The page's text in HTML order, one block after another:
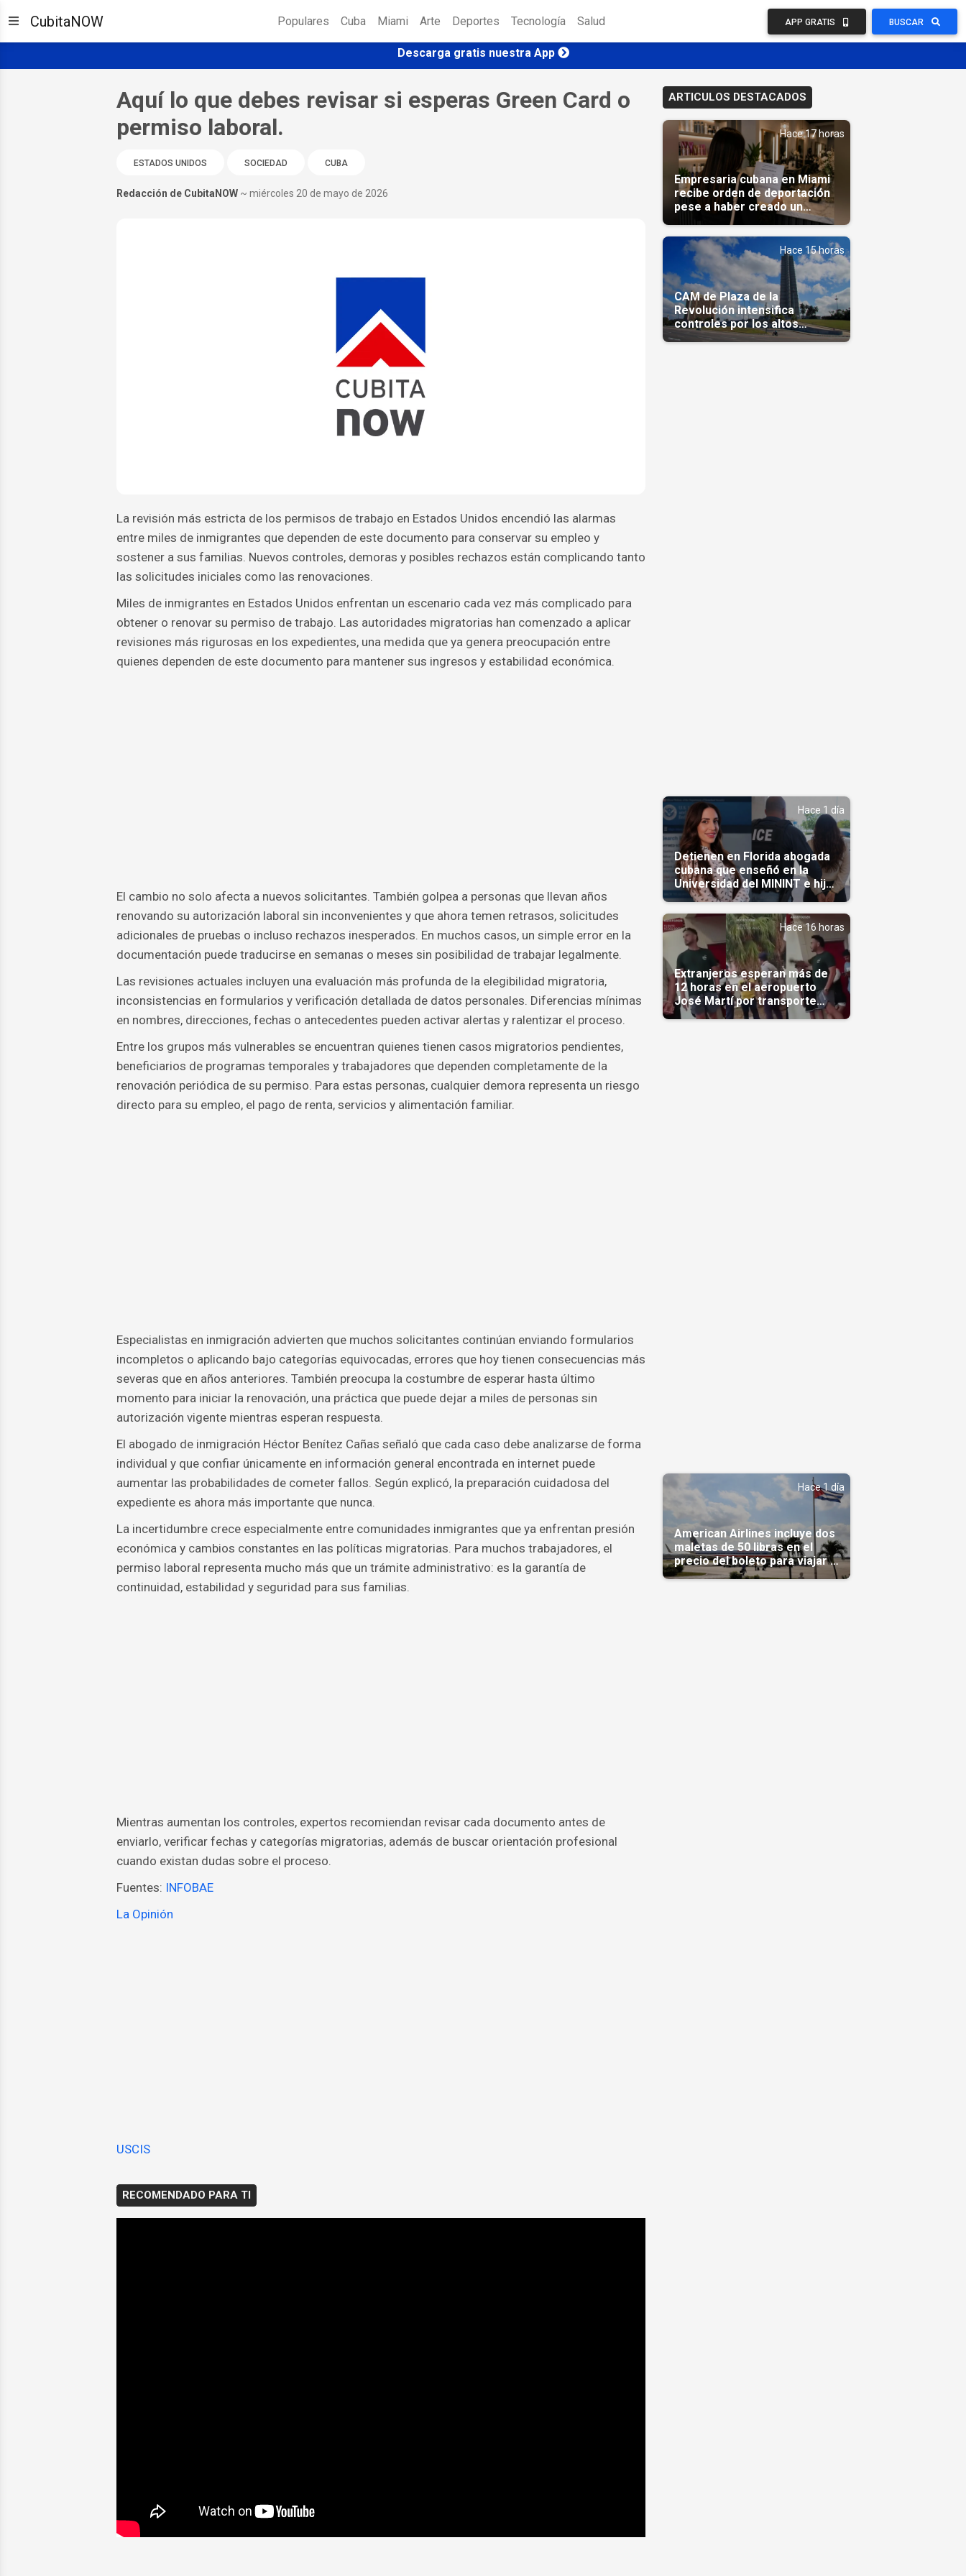
CubitaNOW Populares Cuba Miami Arte Deportes Tecnología Salud APP GRATIS BUSCAR
Descarga gratis nuestra App
Aquí lo que debes revisar si esperas Green Card o
permiso laboral.
ESTADOS UNIDOS SOCIEDAD CUBA
Redacción de CubitaNOW ~ miércoles 20 de mayo de 2026
La revisión más estricta de los permisos de trabajo en Estados Unidos encendió las alarmas
entre miles de inmigrantes que dependen de este documento para conservar su empleo y
sostener a sus familias. Nuevos controles, demoras y posibles rechazos están complicando tanto
las solicitudes iniciales como las renovaciones.
Miles de inmigrantes en Estados Unidos enfrentan un escenario cada vez más complicado para
obtener o renovar su permiso de trabajo. Las autoridades migratorias han comenzado a aplicar
revisiones más rigurosas en los expedientes, una medida que ya genera preocupación entre
quienes dependen de este documento para mantener sus ingresos y estabilidad económica.
El cambio no solo afecta a nuevos solicitantes. También golpea a personas que llevan años
renovando su autorización laboral sin inconvenientes y que ahora temen retrasos, solicitudes
adicionales de pruebas o incluso rechazos inesperados. En muchos casos, un simple error en la
documentación puede traducirse en semanas o meses sin posibilidad de trabajar legalmente.
Las revisiones actuales incluyen una evaluación más profunda de la elegibilidad migratoria,
inconsistencias en formularios y verificación detallada de datos personales. Diferencias mínimas
en nombres, direcciones, fechas o antecedentes pueden activar alertas y ralentizar el proceso.
Entre los grupos más vulnerables se encuentran quienes tienen casos migratorios pendientes,
beneficiarios de programas temporales y trabajadores que dependen completamente de la
renovación periódica de su permiso. Para estas personas, cualquier demora representa un riesgo
directo para su empleo, el pago de renta, servicios y alimentación familiar.
Especialistas en inmigración advierten que muchos solicitantes continúan enviando formularios
incompletos o aplicando bajo categorías equivocadas, errores que hoy tienen consecuencias más
severas que en años anteriores. También preocupa la costumbre de esperar hasta último
momento para iniciar la renovación, una práctica que puede dejar a miles de personas sin
autorización vigente mientras esperan respuesta.
El abogado de inmigración Héctor Benítez Cañas señaló que cada caso debe analizarse de forma
individual y que confiar únicamente en información general encontrada en internet puede
aumentar las probabilidades de cometer fallos. Según explicó, la preparación cuidadosa del
expediente es ahora más importante que nunca.
La incertidumbre crece especialmente entre comunidades inmigrantes que ya enfrentan presión
económica y cambios constantes en las políticas migratorias. Para muchos trabajadores, el
permiso laboral representa mucho más que un trámite administrativo: es la garantía de
continuidad, estabilidad y seguridad para sus familias.
Mientras aumentan los controles, expertos recomiendan revisar cada documento antes de
enviarlo, verificar fechas y categorías migratorias, además de buscar orientación profesional
cuando existan dudas sobre el proceso.
Fuentes: INFOBAE
La Opinión
USCIS
RECOMENDADO PARA TI
ARTICULOS DESTACADOS
Hace 17 horas
Empresaria cubana en Miami
recibe orden de deportación
pese a haber creado un
Hace 15 horas
CAM de Plaza de la
Revolución intensifica
controles por los altos
precios en las Mipymes
Hace 1 día
Detienen en Florida abogada
cubana que enseñó en la
Universidad del MININT e hija
de diplomático cubano
Hace 16 horas
Extranjeros esperan más de
12 horas en el aeropuerto
José Martí por transporte
reservado semanas
Hace 1 día
American Airlines incluye dos
maletas de 50 libras en el
precio del boleto para viajar a
Cuba en agosto